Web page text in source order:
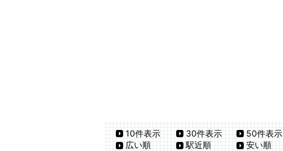
10件表示 30件表示
50件表示
広い順
駅近順 安い順